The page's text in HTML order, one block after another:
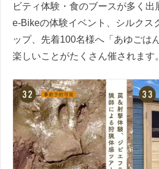
ビティ体験・食のブースが多く出
e-Bikeの体験イベント、シルクス
ップ、先着100名様へ「あゆごは
楽しいことがたくさん催されます。